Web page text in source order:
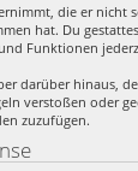
die er nicht
hat. Du
Funktionen
darüber hinaus,
verstoßen oder
zuzufügen.